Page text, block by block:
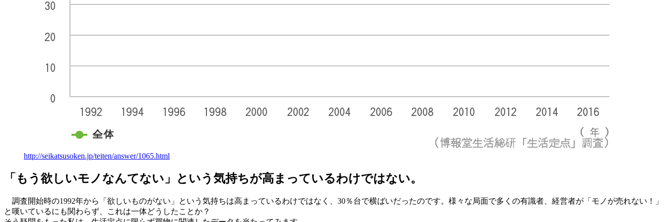
http://seikatsusoken.jp/teiten/answer/1065.html
「もう欲しいモノなんてない」という気持ちが高まっているわけではない。
調査開始時の1992年から「欲しいものがない」という気持ちは高まっているわけではなく、30％台で横ばいだったのです。様々な局面で多くの有識者、経営者が「モノが売れない！」
と嘆いているにも関わらず、これは一体どうしたことか？